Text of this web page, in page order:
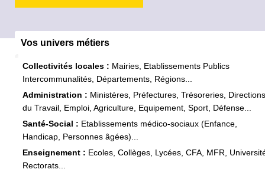
Vos univers métiers
Collectivités locales : Mairies, Etablissements Publics
Intercommunalités, Départements, Régions...
Administration : Ministères, Préfectures, Trésoreries, Directions
du Travail, Emploi, Agriculture, Equipement, Sport, Défense...
Santé-Social : Etablissements médico-sociaux (Enfance,
Handicap, Personnes âgées)...
Enseignement : Ecoles, Collèges, Lycées, CFA, MFR,
Rectorats...